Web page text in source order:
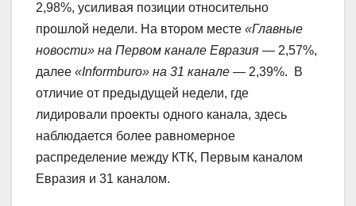
2,98%, усиливая позиции относительно
прошлой недели. На втором месте «Главные
новости» на Первом канале Евразия — 2,57%,
далее «Informburo» на 31 канале — 2,39%. В
отличие от предыдущей недели, где
лидировали проекты одного канала, здесь
наблюдается более равномерное
распределение между КТК, Первым каналом
Евразия и 31 каналом.